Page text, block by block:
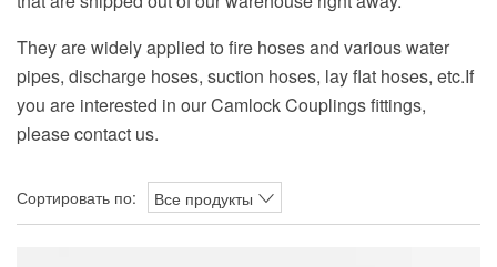
They are widely applied to fire hoses and various water
pipes, discharge hoses, suction hoses, lay flat hoses, etc.If
you are interested in our Camlock Couplings fittings,
please contact us.
Сортировать по: Все продукты